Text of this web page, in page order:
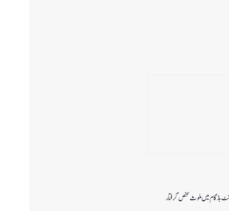
بڈگام میں ملوث شخص گرفتار